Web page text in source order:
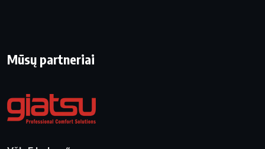
Mūsų partneriai